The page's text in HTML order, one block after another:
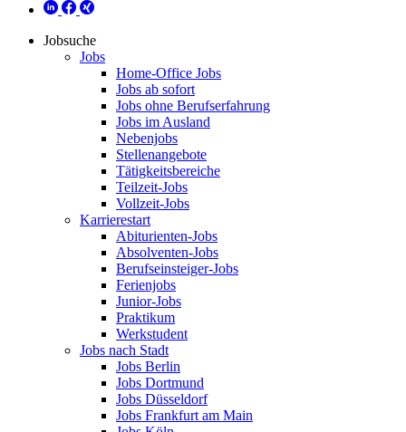
Jobsuche
Jobs
Home-Office Jobs
Jobs ab sofort
Jobs ohne Berufserfahrung
Jobs im Ausland
Nebenjobs
Stellenangebote
Tätigkeitsbereiche
Teilzeit-Jobs
Vollzeit-Jobs
Karrierestart
Abiturienten-Jobs
Absolventen-Jobs
Berufseinsteiger-Jobs
Ferienjobs
Junior-Jobs
Praktikum
Werkstudent
Jobs nach Stadt
Jobs Berlin
Jobs Dortmund
Jobs Düsseldorf
Jobs Frankfurt am Main